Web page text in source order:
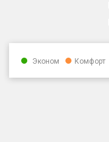
Эконом Комфорт